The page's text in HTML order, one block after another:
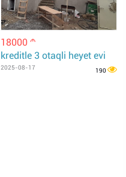
18000 m
kreditle 3 otaqli heyet evi
2025-08-17 190